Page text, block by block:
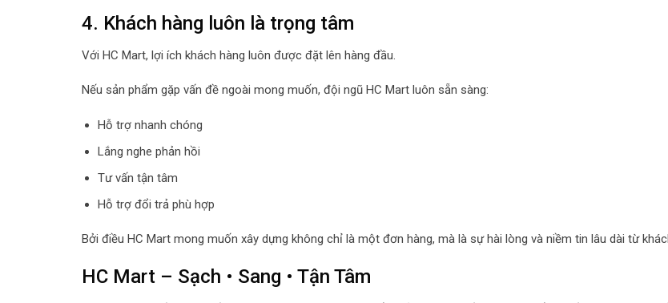
4. Khách hàng luôn là trọng tâm
Với HC Mart, lợi ích khách hàng luôn được đặt lên hàng đầu.
Nếu sản phẩm gặp vấn đề ngoài mong muốn, đội ngũ HC Mart luôn sẵn sàng:
Hỗ trợ nhanh chóng
Lắng nghe phản hồi
Tư vấn tận tâm
Hỗ trợ đổi trả phù hợp
Bởi điều HC Mart mong muốn xây dựng không chỉ là một đơn hàng, mà là sự hài lòng và niềm tin lâu dài từ
HC Mart – Sạch • Sang • Tận Tâm